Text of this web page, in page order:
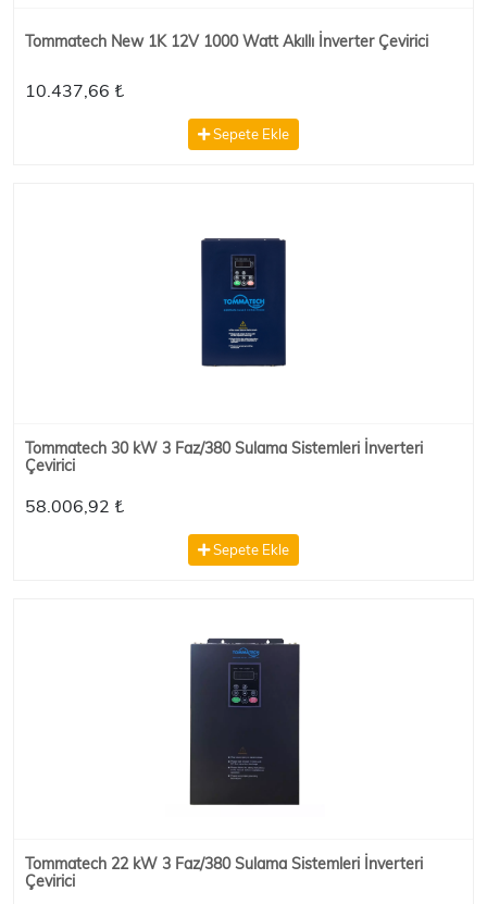
Tommatech New 1K 12V 1000 Watt Akıllı İnverter Çevirici
10.437,66 ₺
Sepete Ekle
Tommatech 30 kW 3 Faz/380 Sulama Sistemleri İnverteri
Çevirici
58.006,92 ₺
Sepete Ekle
Tommatech 22 kW 3 Faz/380 Sulama Sistemleri İnverteri
Çevirici